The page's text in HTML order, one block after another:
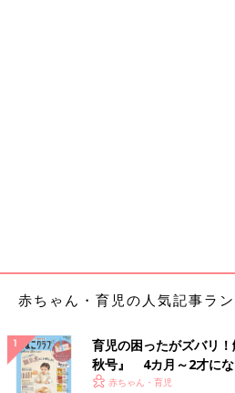
赤ちゃん・育児の人気記事ラ
育児の困ったがズバリ
秋号』 4カ月～2才にな
いっぱい！
赤ちゃん・育児